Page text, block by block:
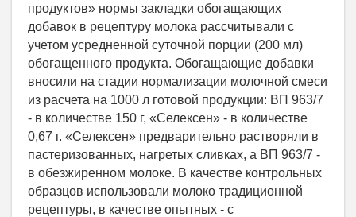
продуктов» нормы закладки обогащающих
добавок в рецептуру молока рассчитывали с
учетом усредненной суточной порции (200 мл)
обогащенного продукта. Обогащающие добавки
вносили на стадии нормализации молочной смеси
из расчета на 1000 л готовой продукции: ВП 963/7
- в количестве 150 г, «Селексен» - в количестве
0,67 г. «Селексен» предварительно растворяли в
пастеризованных, нагретых сливках, а ВП 963/7 -
в обезжиренном молоке. В качестве контрольных
образцов использовали молоко традиционной
рецептуры, в качестве опытных - с